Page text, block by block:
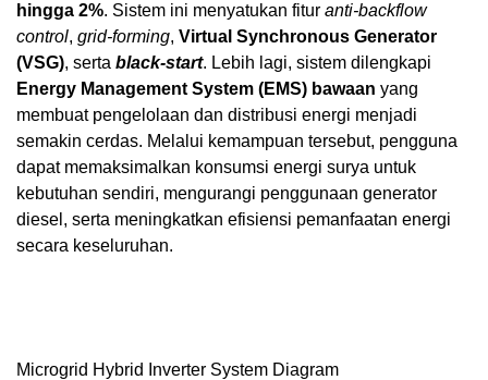
hingga 2%. Sistem ini menyatukan fitur anti-backflow
control, grid-forming, Virtual Synchronous Generator
(VSG), serta black-start. Lebih lagi, sistem dilengkapi
Energy Management System (EMS) bawaan yang
membuat pengelolaan dan distribusi energi menjadi
semakin cerdas. Melalui kemampuan tersebut, pengguna
dapat memaksimalkan konsumsi energi surya untuk
kebutuhan sendiri, mengurangi penggunaan generator
diesel, serta meningkatkan efisiensi pemanfaatan energi
secara keseluruhan.
Microgrid Hybrid Inverter System Diagram